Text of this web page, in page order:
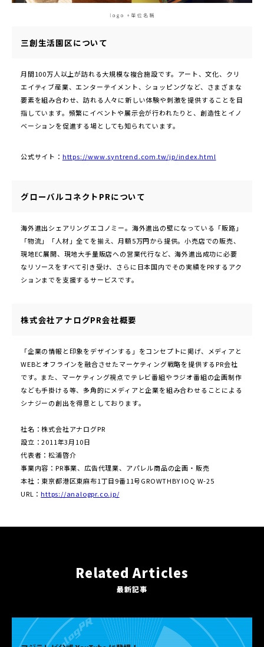
三創生活園区について
月間100万人以上が訪れる大規模な複合施設です。アート、文化、クリ
エイティブ産業、エンターテイメント、ショッピングなど、さまざまな
要素を組み合わせ、訪れる人々に新しい体験や刺激を提供することを目
指しています。頻繁にイベントや展示会が行われたりと、創造性とイノ
ベーションを促進する場としても知られています。
公式サイト： https://www.syntrend.com.tw/jp/index.html
グローバルコネクトPRについて
海外進出シェアリングエコノミー。海外進出の壁になっている「販路」
「物流」「人材」全てを揃え、月額5万円から提供。小売店での販売、
現地EC展開、現地大手量販店への営業代行など、海外進出成功に必要
なリソースをすべて引き受け、さらに日本国内でその実績をPRするアク
ションまでを支援するサービスです。
株式会社アナログPR会社概要
「企業の情報と印象をデザインする」をコンセプトに掲げ、メディアと
WEBとオフラインを融合させたマーケティング戦略を提供するPR会社
です。また、マーケティング視点でテレビ番組やラジオ番組の企画制作
なども手掛ける等、多角的にメディアと企業を組み合わせることによる
シナジーの創出を得意としております。
社名：株式会社アナログPR
設⽴：2011年3⽉10⽇
代表者：松浦啓介
事業内容：PR事業、広告代理業、アパレル商品の企画・販売
本社：東京都港区東⿇布1丁⽬9番11号GROWTHBY IOQ W-25
URL：https://analogpr.co.jp/
Related Articles
最新記事